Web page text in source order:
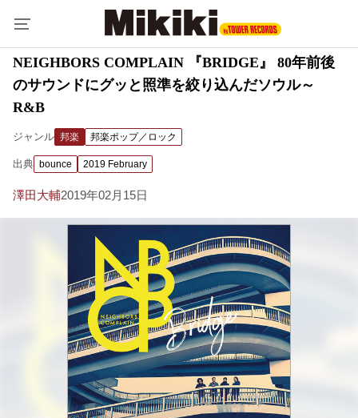
NEIGHBORS COMPLAIN 『BRIDGE』 80年前後
のサウンドにグッと照準を絞り込んだソウル～
R&B
ジャンル 邦楽 邦楽ポップ／ロック
出典 bounce 2019 February
澤田大輔2019年02月15日